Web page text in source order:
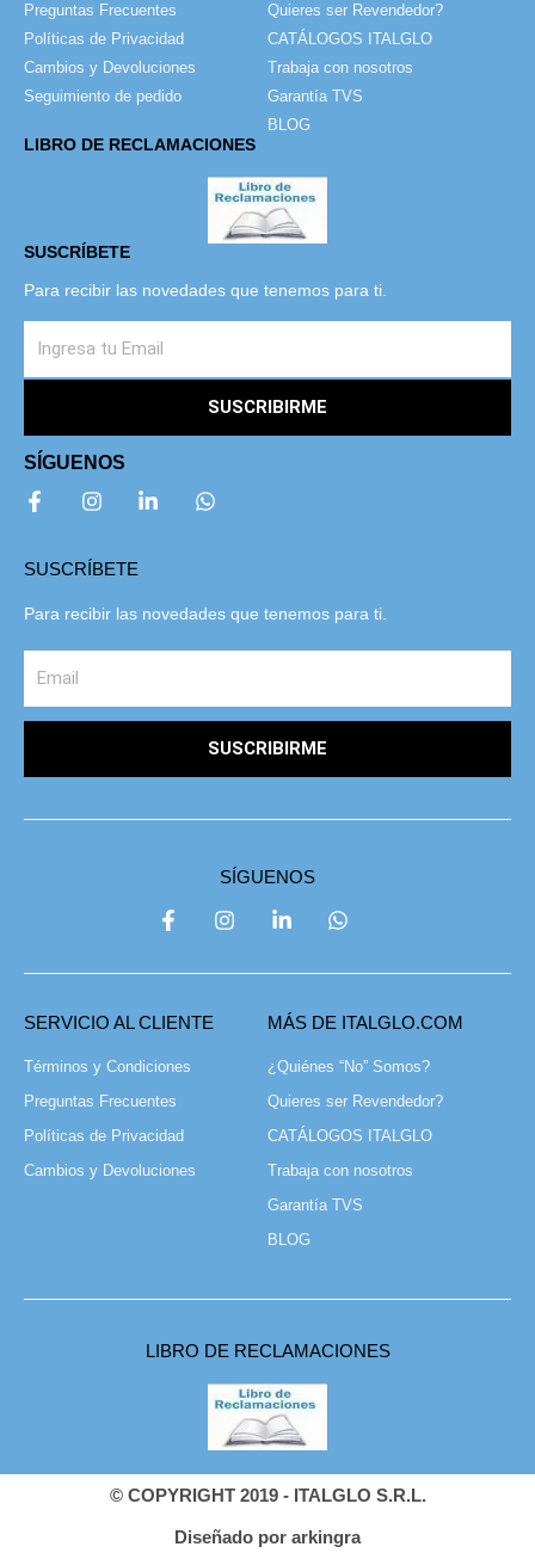
Preguntas Frecuentes
Políticas de Privacidad
Cambios y Devoluciones
Seguimiento de pedido
Quieres ser Revendedor?
CATÁLOGOS ITALGLO
Trabaja con nosotros
Garantía TVS
BLOG
LIBRO DE RECLAMACIONES
SUSCRÍBETE
Para recibir las novedades que tenemos para ti.
SUSCRIBIRME
SÍGUENOS
SUSCRÍBETE
Para recibir las novedades que tenemos para ti.
SUSCRIBIRME
SÍGUENOS
SERVICIO AL CLIENTE
Términos y Condiciones
Preguntas Frecuentes
Políticas de Privacidad
Cambios y Devoluciones
MÁS DE ITALGLO.COM
¿Quiénes “No” Somos?
Quieres ser Revendedor?
CATÁLOGOS ITALGLO
Trabaja con nosotros
Garantía TVS
BLOG
LIBRO DE RECLAMACIONES
© COPYRIGHT 2019 - ITALGLO S.R.L.
Diseñado por arkingra